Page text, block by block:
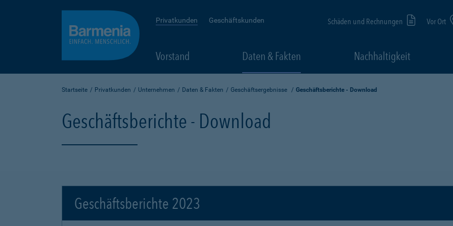
Privatkunden Geschäftskunden Schäden und Rechnungen Vor Ort
Vorstand Daten & Fakten Nachhaltigkeit
Startseite Privatkunden Unternehmen Daten & Fakten Geschäftsergebnisse Geschäftsberichte - Download
Geschäftsberichte - Download
Geschäftsberichte 2023